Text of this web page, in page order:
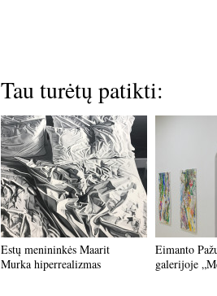
Tau turėtų patikti:
Estų menininkės Maarit
Murka hiperrealizmas
Eimanto
galerijoje